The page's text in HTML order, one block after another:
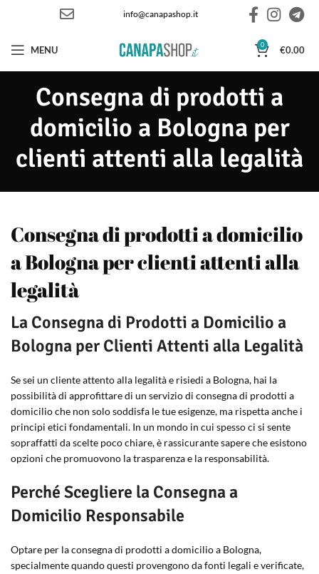
info@canapashop.it
MENU 0 €0.00
Consegna di prodotti a
domicilio a Bologna per
clienti attenti alla legalità
Consegna di prodotti a domicilio
a Bologna per clienti attenti alla
legalità
La Consegna di Prodotti a Domicilio a
Bologna per Clienti Attenti alla Legalità
Se sei un cliente attento alla legalità e risiedi a Bologna, hai la
possibilità di approfittare di un servizio di consegna di prodotti a
domicilio che non solo soddisfa le tue esigenze, ma rispetta anche i
principi etici fondamentali. In un mondo in cui spesso ci si sente
sopraffatti da scelte poco chiare, è rassicurante sapere che esistono
opzioni che promuovono la trasparenza e la responsabilità.
Perché Scegliere la Consegna a
Domicilio Responsabile
Optare per la consegna di prodotti a domicilio a Bologna,
specialmente quando questi provengono da fonti legali e verificate,